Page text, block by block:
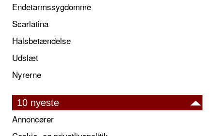
Endetarmssygdomme
Scarlatina
Halsbetændelse
Udslæt
Nyrerne
10 nyeste
Annoncører